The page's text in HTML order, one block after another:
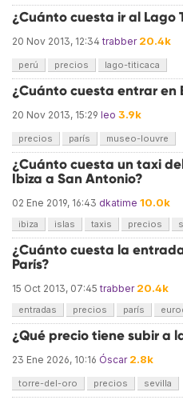
¿Cuánto cuesta ir al Lago
20 Nov 2013, 12:34 trabber 20.4k
perú precios lago-titicaca
¿Cuánto cuesta entrar en
20 Nov 2013, 15:29 leo 3.9k
precios parís museo-louvre
¿Cuánto cuesta un taxi
Ibiza a San Antonio?
02 Ene 2019, 16:43 dkatime 10.0k
ibiza islas taxis precios
¿Cuánto cuesta la
París?
15 Oct 2013, 07:45 trabber 20.4k
entradas precios parís
¿Qué precio tiene subir a
23 Ene 2026, 10:16 Óscar 2.8k
torre-del-oro precios sevilla